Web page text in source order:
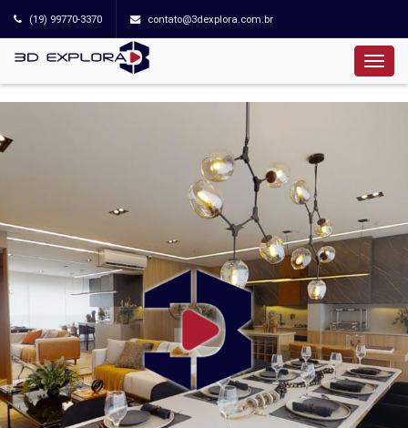
(19) 99770-3370 contato@3dexplora.com.br